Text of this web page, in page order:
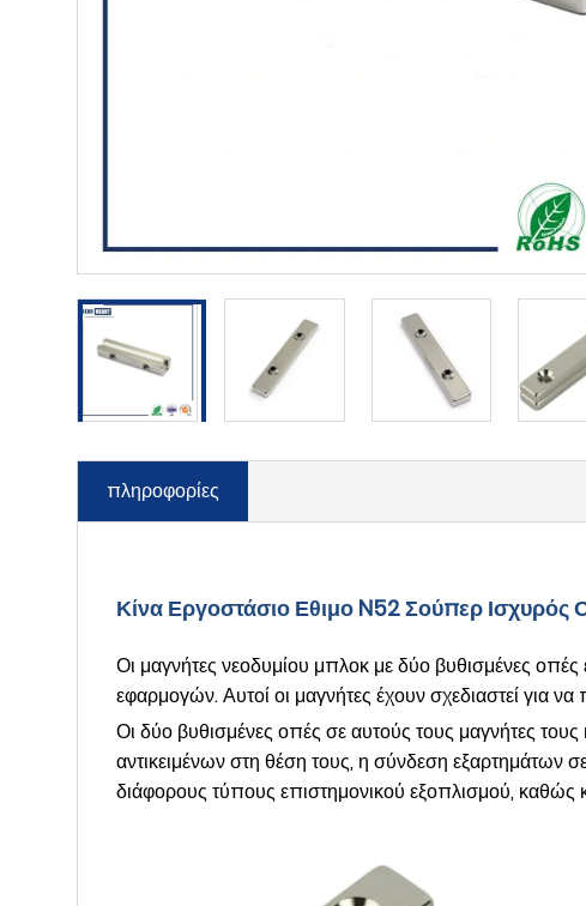
πληροφορίες
Κίνα Εργοστάσιο Εθιμο N52 Σούπερ
Οι μαγνήτες νεοδυμίου μπλοκ με δύο βυθισμένες οπές
εφαρμογών. Αυτοί οι μαγνήτες έχουν σχεδιαστεί για να
Οι δύο βυθισμένες οπές σε αυτούς τους μαγνήτες
αντικειμένων στη θέση τους, η σύνδεση
διάφορους τύπους επιστημονικού εξοπλισμού, καθώς